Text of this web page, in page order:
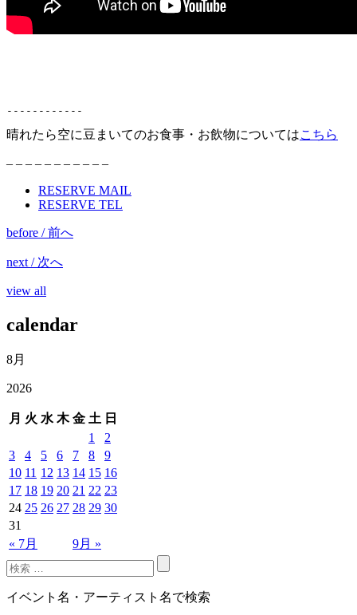
------------
晴れたら空に豆まいてのお食事・お飲物についてはこちら
– – – – – – – – – – –
RESERVE MAIL
RESERVE TEL
before / 前へ
next / 次へ
view all
calendar
8月
2026
月 火 水 木 金 土 日
« 7月 9月 »
1
2
3
4 5 6 7 8
9
10 11 12 13 14 15 16
17 18 19 20 21 22 23
24 25 26 27 28 29 30
31
イベント名・アーティスト名で検索